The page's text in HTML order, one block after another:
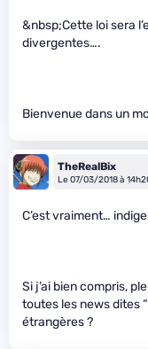
&nbsp;Cette loi sera
divergentes….
Bienvenue dans un
TheRealBix
Le 07/03/2018 à
C’est vraiment…
Si j’ai bien compris,
toutes les news dites
étrangères ?